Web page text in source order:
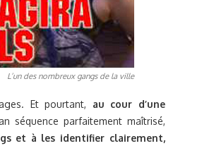
L’un des nombreux gangs de la ville
Et pourtant, au cour d’une
séquence parfaitement maîtrisé,
et à les identifier clairement,